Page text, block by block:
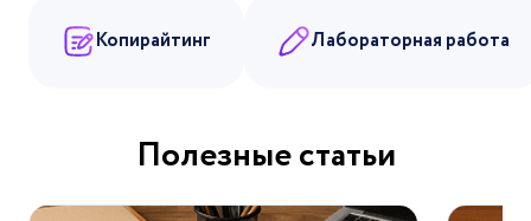
Копирайтинг Лабораторная работа
Полезные статьи